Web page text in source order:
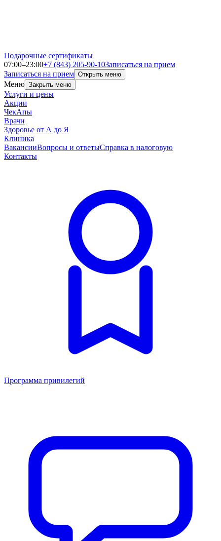
Подарочные сертификаты
07:00–23:00+7 (843) 205-90-10Записаться на прием
Записаться на прием Открыть меню
Меню Закрыть меню
Услуги и цены
Акции
ЧекАпы
Врачи
Здоровье от А до Я
Клиника
ВакансииВопросы и ответыСправка в налоговую
Контакты
Программа привилегий